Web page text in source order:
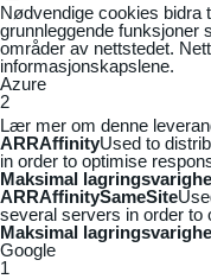
Nødvendige cookies bidra
grunnleggende funksjoner
områder av nettstedet.
informasjonskapslene.
Azure
2
Lær mer om denne
ARRAffinityUsed to
in order to optimise
Maksimal
ARRAffinitySameSite
several servers in order to
Maksimal
Google
1